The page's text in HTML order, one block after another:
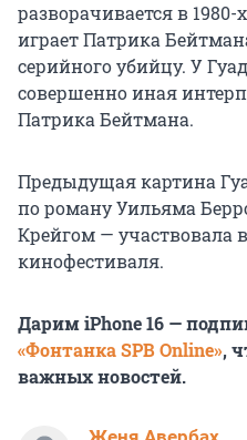
разворачивается в
играет Патрика
серийного убийцу. У
совершенно иная
Патрика Бейтмана.
Предыдущая картина
по роману Уильяма
Крейгом — участвовала в
кинофестиваля.
Дарим iPhone 16 —
«Фонтанка SPB Online»,
важных новостей.